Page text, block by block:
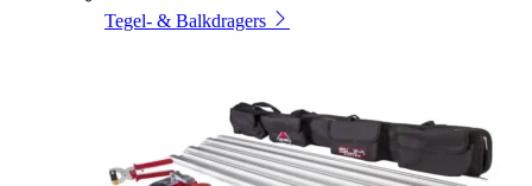
Tegel- & Balkdragers